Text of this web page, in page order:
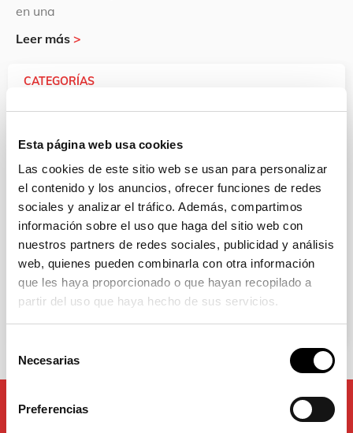
Esta página web usa cookies
Las cookies de este sitio web se usan para personalizar
el contenido y los anuncios, ofrecer funciones de redes
sociales y analizar el tráfico. Además, compartimos
información sobre el uso que haga del sitio web con
nuestros partners de redes sociales, publicidad y análisis
web, quienes pueden combinarla con otra información
que les haya proporcionado o que hayan recopilado a
partir del uso que haya hecho de sus servicios.
consentimiento
Necesarias
Preferencias
en una
Leer más >
CATEGORÍAS
Saludes Servicios Integrales
Traffic Futura
Industrias Saludes
Saludes Parques
Notas de prensa
Responsabilidad Social Corporativa
Proyectos